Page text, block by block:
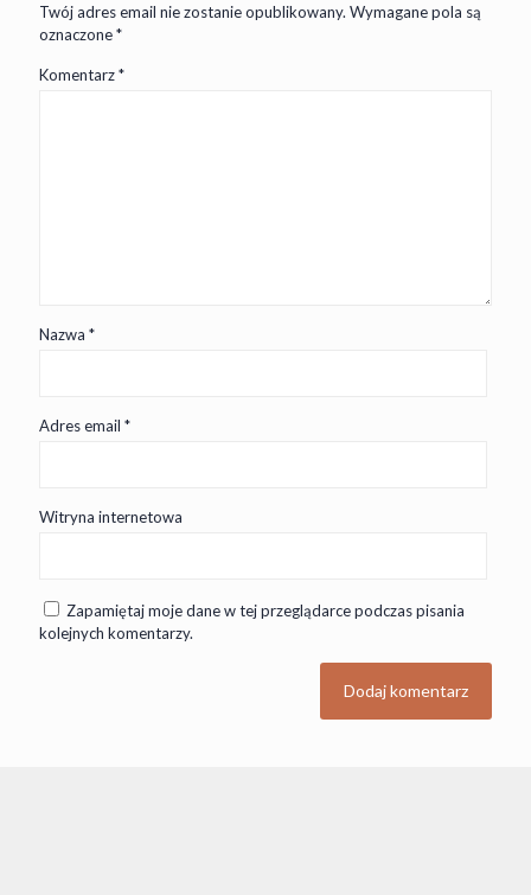
Twój adres email nie zostanie opublikowany. Wymagane pola są
oznaczone*
Komentarz*
Nazwa *
Adres email *
Witryna internetowa
Zapamiętaj moje dane w tej przeglądarce podczas pisania
kolejnych komentarzy.